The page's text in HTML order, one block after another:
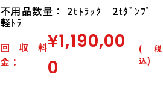
不用品数量： 2tﾄﾗｯｸ 2tﾀﾞﾝﾌﾟ
軽ﾄﾗ
回収料
金：
¥1,190,00
0
(税
込)